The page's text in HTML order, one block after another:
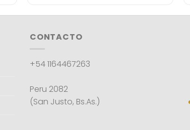
CONTACTO
+54 1164467263
Peru 2082
(San Justo, Bs.As.)